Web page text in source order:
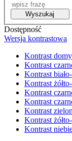
Wyszukaj
Dostępność
Wersja kontrastowa
Kontrast
Kontrast
Kontrast
Kontrast
Kontrast
Kontrast
Kontrast
Kontrast
Kontrast